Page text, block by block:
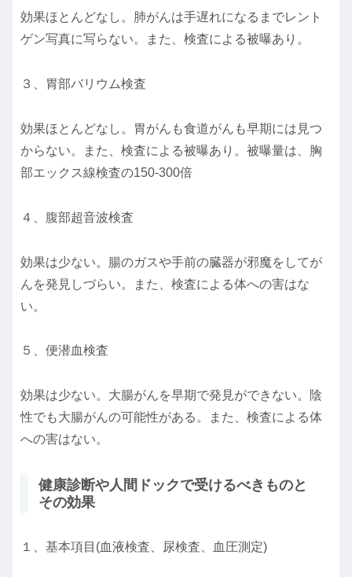
効果ほとんどなし。肺がんは手遅れになるまでレント
ゲン写真に写らない。また、検査による被曝あり。
３、胃部バリウム検査
効果ほとんどなし。胃がんも食道がんも早期には見つ
からない。また、検査による被曝あり。被曝量は、胸
部エックス線検査の150-300倍
４、腹部超音波検査
効果は少ない。腸のガスや手前の臓器が邪魔をしてが
んを発見しづらい。また、検査による体への害はな
い。
５、便潜血検査
効果は少ない。大腸がんを早期で発見ができない。陰
性でも大腸がんの可能性がある。また、検査による体
への害はない。
健康診断や人間ドックで受けるべきものと
その効果
１、基本項目(血液検査、尿検査、血圧測定)